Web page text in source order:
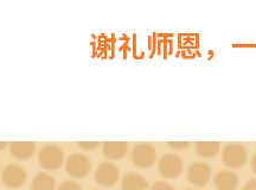
谢礼师恩，